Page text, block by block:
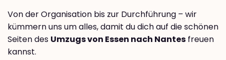
Von der Organisation bis zur Durchführung – wir
kümmern uns um alles, damit du dich auf die schönen
Seiten des Umzugs von Essen nach Nantes freuen
kannst.